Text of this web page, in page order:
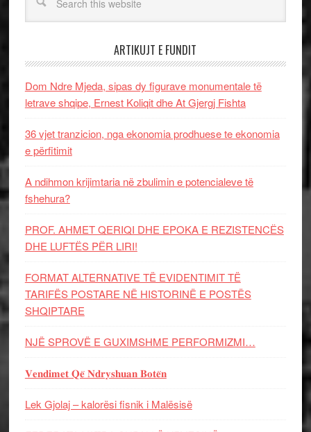
ARTIKUJT E FUNDIT
Dom Ndre Mjeda, sipas dy figurave monumentale të
letrave shqipe, Ernest Koliqit dhe At Gjergj Fishta
36 vjet tranzicion, nga ekonomia prodhuese te ekonomia
e përfitimit
A ndihmon krijimtaria në zbulimin e potencialeve të
fshehura?
PROF. AHMET QERIQI DHE EPOKA E REZISTENCЁS
DHE LUFTЁS PЁR LIRI!
FORMAT ALTERNATIVE TË EVIDENTIMIT TË
TARIFËS POSTARE NË HISTORINË E POSTËS
SHQIPTARE
NJË SPROVË E GUXIMSHME PERFORMIZMI…
𝐕𝐞𝐧𝐝𝐢𝐦𝐞𝐭 𝐐𝐞̈ 𝐍𝐝𝐫𝐲𝐬𝐡𝐮𝐚𝐧 𝐁𝐨𝐭𝐞̈𝐧
Lek Gjolaj – kalorësi fisnik i Malësisë